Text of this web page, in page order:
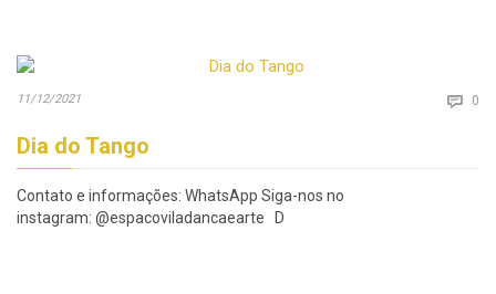
11/12/2021  0
Dia do Tango
Contato e informações: WhatsApp Siga-nos no
instagram: @espacoviladancaearte D